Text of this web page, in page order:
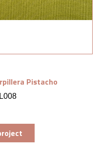
Pistacho